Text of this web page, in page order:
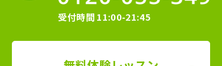
受付時間11:00-21:45